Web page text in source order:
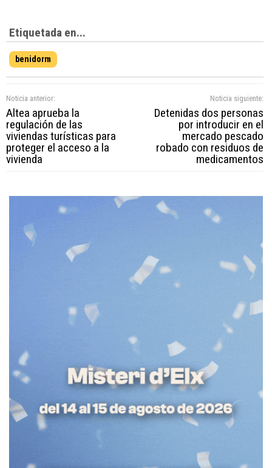
Etiquetada en...
benidorm
Noticia anterior:
Altea aprueba la
regulación de las
viviendas turísticas para
proteger el acceso a la
vivienda
Noticia siguiente:
Detenidas dos personas
por introducir en el
mercado pescado
robado con residuos de
medicamentos